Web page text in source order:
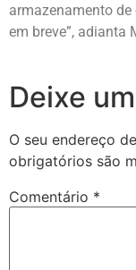
armazenamento
em breve”, adianta
Deixe
O seu endereço
obrigatórios são
Comentário *